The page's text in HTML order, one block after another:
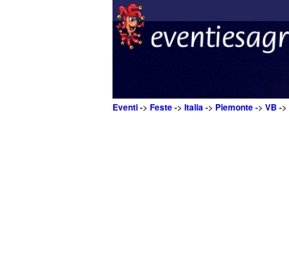
Eventi-> Feste-> Italia-> Piemonte-> VB ->